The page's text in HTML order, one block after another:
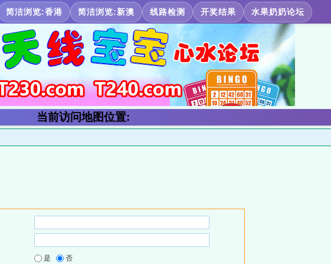
简洁浏览:香港 简洁浏览:新澳 线路检测 开奖结果 水果奶奶论坛
当前访问地图位置:
是 否